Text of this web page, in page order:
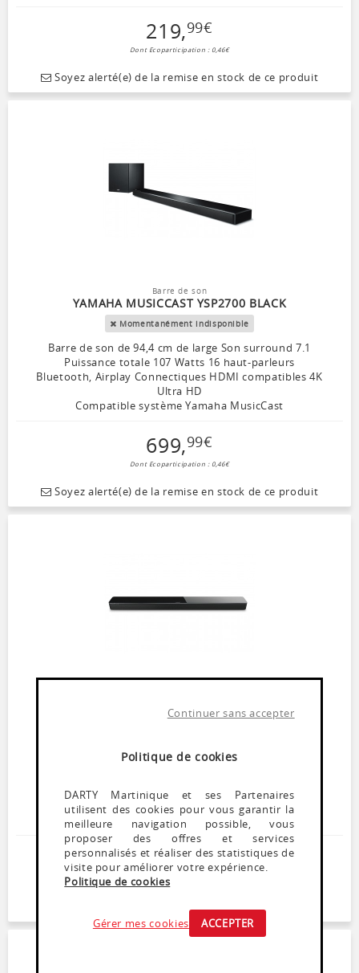
219,99€
Dont Ecoparticipation : 0,46€
Soyez alerté(e) de la remise en stock de ce produit
Barre de son
YAMAHA MUSICCAST YSP2700 BLACK
Momentanément indisponible
Barre de son de 94,4 cm de large Son surround 7.1
Puissance totale 107 Watts 16 haut-parleurs
Bluetooth, Airplay Connectiques HDMI compatibles 4K
Ultra HD
Compatible système Yamaha MusicCast
699,99€
Dont Ecoparticipation : 0,46€
Soyez alerté(e) de la remise en stock de ce produit
BOSE SOUNDTOUCH 300 BLACK
Barre de son de 97,8 cm de large
Technologie Bluetooth, NFC
Compatible avec le système multiroom SoundTouch
Bose
599,99€
Dont Ecoparticipation : 0,46€
Politique de cookies
Continuer sans accepter
DARTY Martinique et ses Partenaires
utilisent des cookies pour vous garantir la
meilleure navigation possible, vous
proposer des offres et services
personnalisés et réaliser des statistiques de
visite pour améliorer votre expérience.
Politique de cookies
Gérer mes cookies ACCEPTER